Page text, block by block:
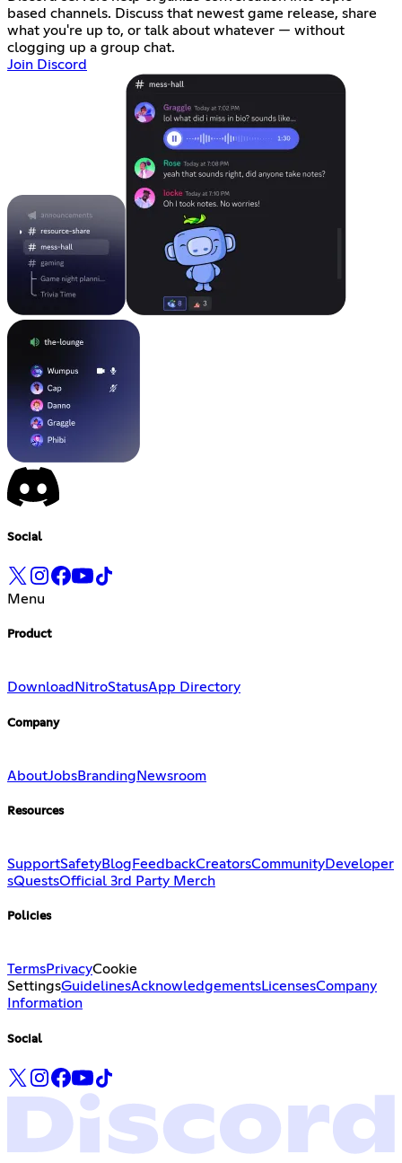
based channels. Discuss that newest game release, share
what you're up to, or talk about whatever — without
clogging up a group chat.
Join Discord
Social
Menu
Product
Download NitroStatusApp Directory
Company
AboutJobsBranding Newsroom
Resources
SupportSafetyBlog FeedbackCreatorsCommunityDeveloper
sQuestsOfficial 3rd Party Merch
Policies
TermsPrivacyCookie
SettingsGuidelinesAcknowledgementsLicensesCompany
Information
Social